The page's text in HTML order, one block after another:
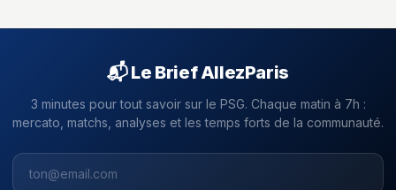
📬 Le Brief AllezParis
3 minutes pour tout savoir sur le PSG. Chaque matin à 7h :
mercato, matchs, analyses et les temps forts de la communauté.